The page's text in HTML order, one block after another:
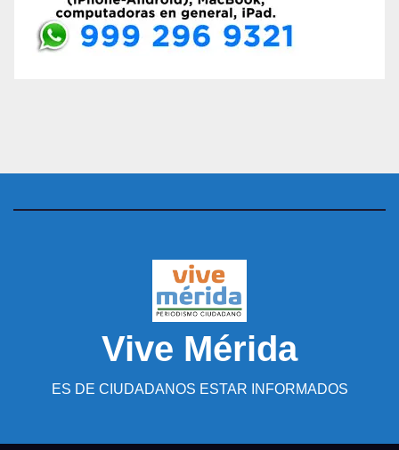
Vive Mérida
ES DE CIUDADANOS ESTAR INFORMADOS